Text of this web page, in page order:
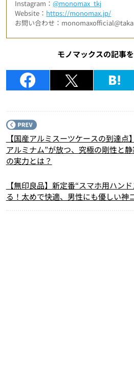
Instagram：@monomax_tkj
Website： https://monomax.jp/
お問い合わせ：
モノマックスの記事
【国産アルミスーツケースの到達点
アルミナム”が放つ、究極の剛性と
の実力とは？
【無印良品】新定番“スマホ用ハン
る！太めで快適、男性にも優しい神